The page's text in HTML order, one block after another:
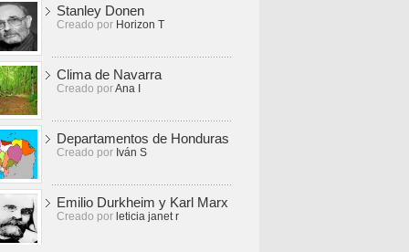
Stanley Donen
Creado por Horizon T
Clima de Navarra
Creado porAna I
Departamentos de Honduras
Creado por Iván S
Emilio Durkheim y Karl Marx
Creado por leticia janet r